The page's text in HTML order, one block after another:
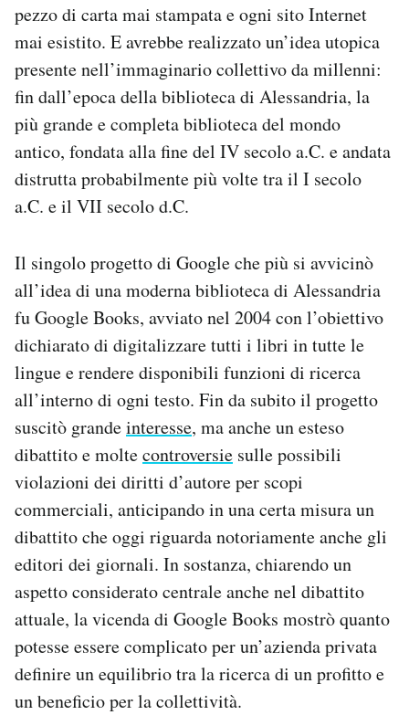
pezzo di carta mai stampata e ogni sito Internet
mai esistito. E avrebbe realizzato un’idea utopica
presente nell’immaginario collettivo da millenni:
fin dall’epoca della biblioteca di Alessandria, la
più grande e completa biblioteca del mondo
antico, fondata alla fine del IV secolo a.C. e andata
distrutta probabilmente più volte tra il I secolo
a.C. e il VII secolo d.C.
Il singolo progetto di Google che più si avvicinò
all’idea di una moderna biblioteca di Alessandria
fu Google Books, avviato nel 2004 con l’obiettivo
dichiarato di digitalizzare tutti i libri in tutte le
lingue e rendere disponibili funzioni di ricerca
all’interno di ogni testo. Fin da subito il progetto
suscitò grandeinteresse, ma anche un esteso
dibattito e moltecontroversie sulle possibili
violazioni dei diritti d’autore per scopi
commerciali, anticipando in una certa misura un
dibattito che oggi riguarda notoriamente anche gli
editori dei giornali. In sostanza, chiarendo un
aspetto considerato centrale anche nel dibattito
attuale, la vicenda di Google Books mostrò quanto
potesse essere complicato per un’azienda privata
definire un equilibrio tra la ricerca di un profitto e
un beneficio per la collettività.